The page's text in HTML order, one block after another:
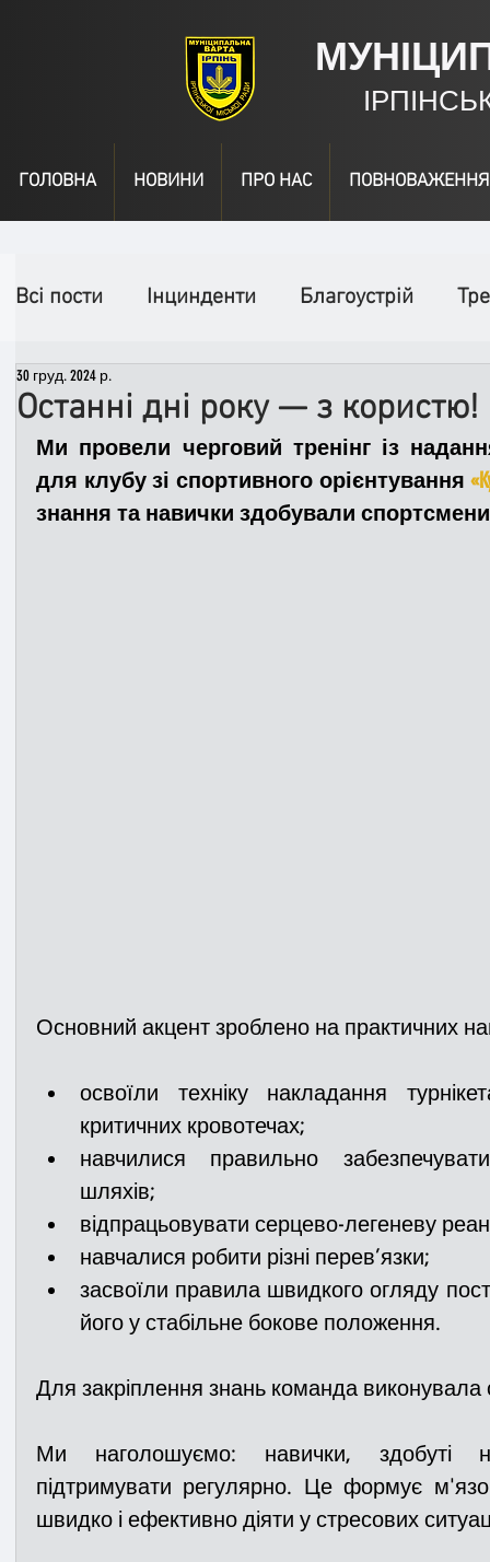
ГОЛОВНА НОВИНИ ПРО НАС ПОВНОВАЖЕННЯ
Всі пости Інцинденти Благоустрій
День народження
Спільні заходи Надзвичайні заходи
Останні дні року — з користю!
30 груд. 2024 р.
Ми провели черговий тренінг із
для клубу зі спортивного орієнтування
знання та навички здобували спортсмени
Основний акцент зроблено на практичних
освоїли техніку накладання
критичних кровотечах;
навчилися правильно
шляхів;
відпрацьовувати серцево-легеневу
навчалися робити різні перев’язки;
засвоїли правила швидкого огляду
його у стабільне бокове положення.
Для закріплення знань команда виконувала
Ми наголошуємо: навички, здобуті
підтримувати регулярно. Це формує
швидко і ефективно діяти у стресових